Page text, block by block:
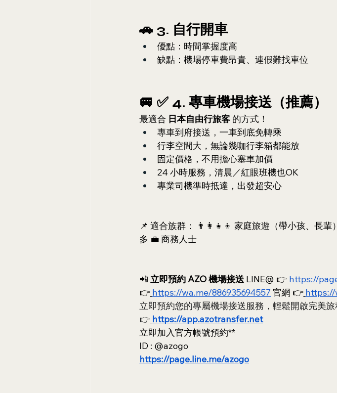
🚗 3. 自行開車
優點：時間掌握度高
缺點：機場停車費昂貴、連假難找車位
🚐 ✅ 4. 專車機場接送（推薦）
最適合 日本自由行旅客 的方式！
專車到府接送，一車到底免轉乘
行李空間大，無論幾咖行李箱都能放
固定價格，不用擔心塞車加價
24 小時服務，清晨／紅眼班機也OK
專業司機準時抵達，出發超安心
📌 適合族群： 👨‍👩‍👧‍👦 家庭旅遊（帶小孩、長輩
多 💼 商務人士
📲 立即預約 AZO 機場接送 LINE@ 👉 https://
👉 https://wa.me/886935694557 官網 👉 https://
立即預約您的專屬機場接送服務，輕鬆開啟完美旅
👉 https://app.azotransfer.net
立即加入官方帳號預約**
ID : @azogo
https://page.line.me/azogo